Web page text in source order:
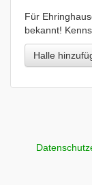
Für
bekannt!
Halle